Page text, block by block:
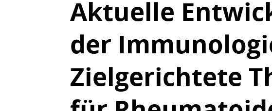
Aktuelle
der
Zielgerichtete